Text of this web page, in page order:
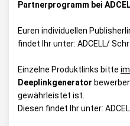
Partnerprogramm bei
Euren individuellen
findet Ihr unter: ADCELL/
Einzelne Produktlinks bitte
Deeplinkgenerator
gewährleistet ist.
Diesen findet Ihr unter: